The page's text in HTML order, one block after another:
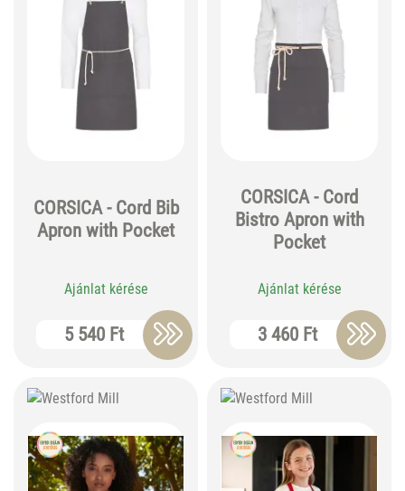
CORSICA - Cord Bib
Apron with Pocket
Ajánlat kérése
5 540 Ft
CORSICA - Cord
Bistro Apron with
Pocket
Ajánlat kérése
3 460 Ft